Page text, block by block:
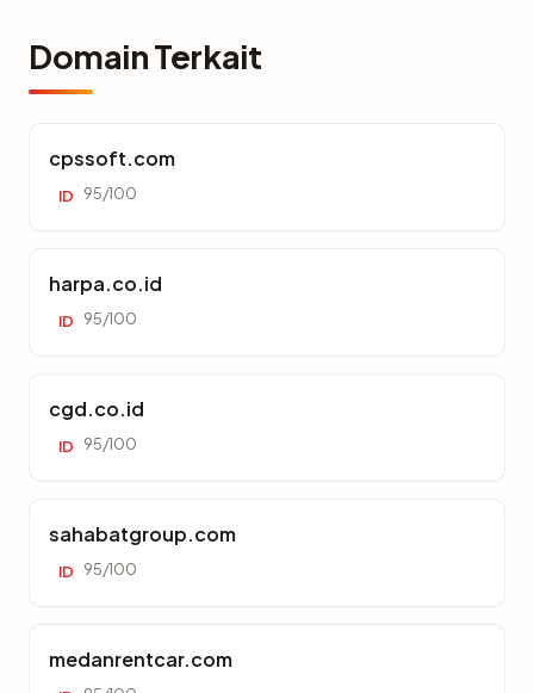
Domain Terkait
cpssoft.com
ID 95/100
harpa.co.id
ID 95/100
cgd.co.id
ID 95/100
sahabatgroup.com
ID 95/100
medanrentcar.com